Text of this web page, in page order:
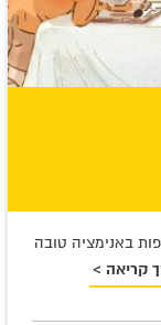
באנימציה טובה
קריאה >